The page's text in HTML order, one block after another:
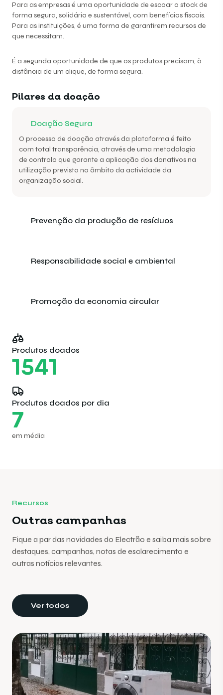
Para as empresas é uma oportunidade de escoar o stock de
forma segura, solidária e sustentável, com benefícios fiscais.
Para as instituições, é uma forma de garantirem recursos de
que necessitam.
É a segunda oportunidade de que os produtos precisam, à
distância de um clique, de forma segura.
Pilares da doação
Doação Segura
O processo de doação através da plataforma é feito
com total transparência, através de uma metodologia
de controlo que garante a aplicação dos donativos na
utilização prevista no âmbito da actividade da
organização social.
Prevenção da produção de resíduos
Responsabilidade social e ambiental
Promoção da economia circular
Produtos doados
1541
Produtos doados por dia
7
em média
Recursos
Outras campanhas
Fique a par das novidades do Electrão e saiba mais sobre
destaques, campanhas, notas de esclarecimento e
outras notícias relevantes.
Ver todos